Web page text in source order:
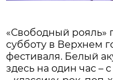
«Свободный
субботу в Верхнем
фестиваля. Белый
здесь на один час –